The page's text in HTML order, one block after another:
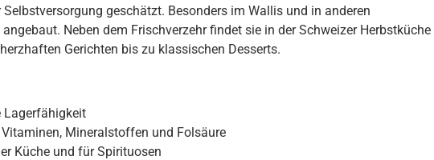
geschätzt. Besonders im Wallis und in anderen
Neben dem Frischverzehr findet sie in der Schweizer Herbstküche
Gerichten bis zu klassischen Desserts.
Lagerfähigkeit
Mineralstoffen und Folsäure
Küche und für Spirituosen